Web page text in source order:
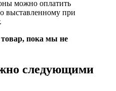
можно оплатить
выставленному при
пока мы не
следующими